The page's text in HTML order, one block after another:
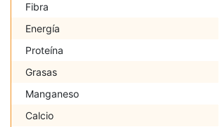
Fibra
Energía
Proteína
Grasas
Manganeso
Calcio